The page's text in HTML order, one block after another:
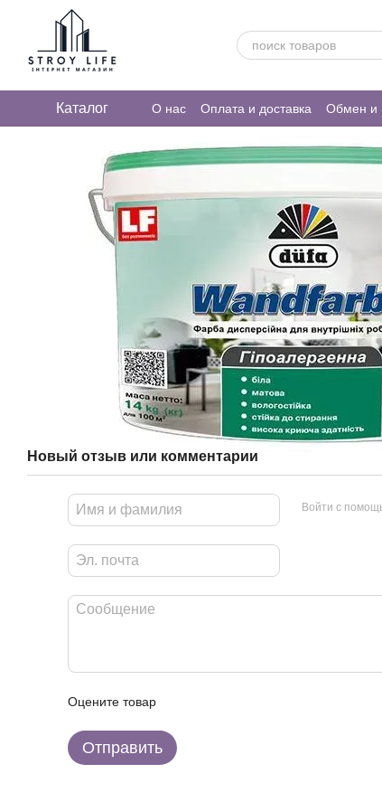
Перейти к основному контенту
Каталог О нас Оплата и доставка Обмен и
Новый отзыв или комментарий
Войти с
Оцените товар
Отправить